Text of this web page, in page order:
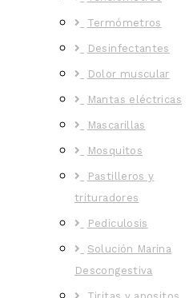
Termómetros
Desinfectantes
Dolor muscular
Mantas eléctricas
Mascarillas
Mosquitos
Pastilleros y
trituradores
Pediculosis
Solución Marina
Descongestiva